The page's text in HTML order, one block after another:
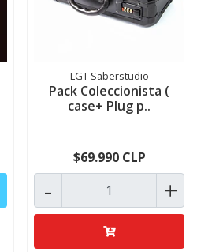
LGT Saberstudio
Pack Coleccionista (
case+ Plug p..
$69.990 CLP
+
-